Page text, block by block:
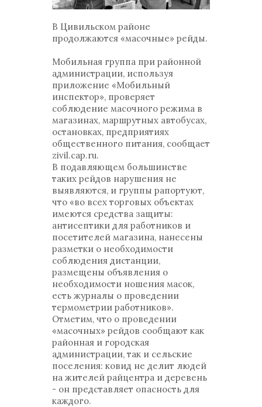
В Цивильском районе
продолжаются «масочные» рейды.
Мобильная группа при районной
администрации, используя
приложение «Мобильный
инспектор», проверяет
соблюдение масочного режима в
магазинах, маршрутных автобусах,
остановках, предприятиях
общественного питания, сообщает
zivil.cap.ru.
В подавляющем большинстве
таких рейдов нарушения не
выявляются, и группы рапортуют,
что «во всех торговых объектах
имеются средства защиты:
антисептики для работников и
посетителей магазина, нанесены
разметки о необходимости
соблюдения дистанции,
размещены объявления о
необходимости ношения масок,
есть журналы о проведении
термометрии работников».
Отметим, что о проведении
«масочных» рейдов сообщают как
районная и городская
администрации, так и сельские
поселения: ковид не делит людей
на жителей райцентра и деревень
- он представляет опасность для
каждого.